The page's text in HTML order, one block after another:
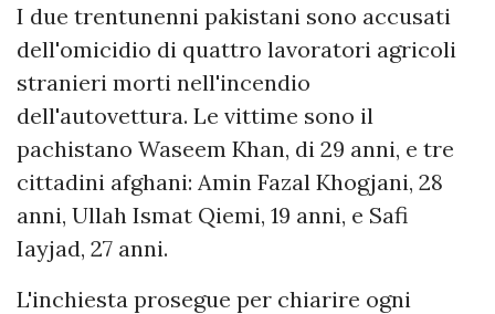
I due trentunenni pakistani sono accusati
dell'omicidio di quattro lavoratori agricoli
stranieri morti nell'incendio
dell'autovettura. Le vittime sono il
pachistano Waseem Khan, di 29 anni, e tre
cittadini afghani: Amin Fazal Khogjani, 28
anni, Ullah Ismat Qiemi, 19 anni, e Safi
Iayjad, 27 anni.
L'inchiesta prosegue per chiarire ogni